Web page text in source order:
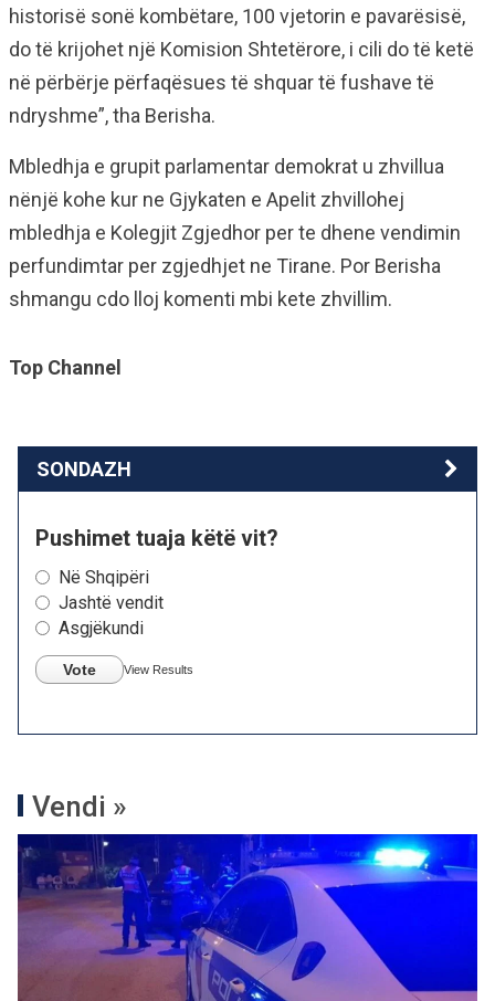
historisë sonë kombëtare, 100 vjetorin e pavarësisë,
do të krijohet një Komision Shtetërore, i cili do të ketë
në përbërje përfaqësues të shquar të fushave të
ndryshme”, tha Berisha.
Mbledhja e grupit parlamentar demokrat u zhvillua
nënjë kohe kur ne Gjykaten e Apelit zhvillohej
mbledhja e Kolegjit Zgjedhor per te dhene vendimin
perfundimtar per zgjedhjet ne Tirane. Por Berisha
shmangu cdo lloj komenti mbi kete zhvillim.
Top Channel
SONDAZH
Pushimet tuaja këtë vit?
Në Shqipëri
Jashtë vendit
Asgjëkundi
Vote View Results
Vendi »